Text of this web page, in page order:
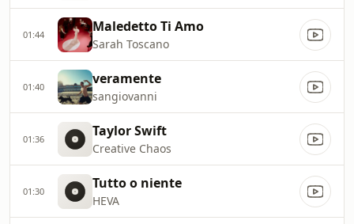
01:44 Maledetto Ti Amo
Sarah Toscano
01:40 veramente
sangiovanni
01:36 Taylor Swift
Creative Chaos
01:30 Tutto o niente
HEVA